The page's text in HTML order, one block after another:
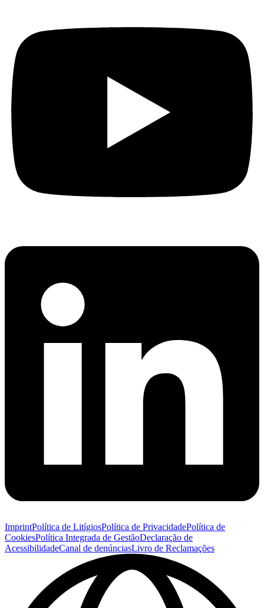
ImprintPolítica de LitígiosPolítica de PrivacidadePolítica de
CookiesPolítica Integrada de GestãoDeclaração de
AcessibilidadeCanal de denúnciasLivro de Reclamações